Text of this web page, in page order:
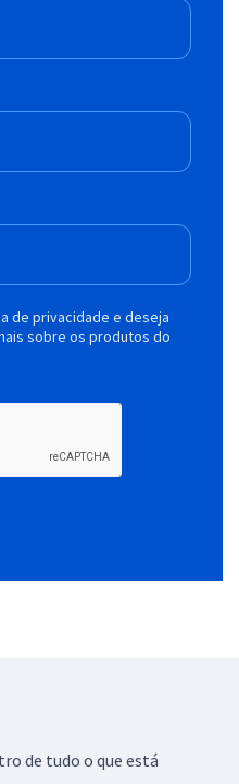
de privacidade e deseja
sobre os produtos do
de tudo o que está